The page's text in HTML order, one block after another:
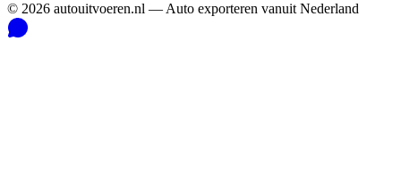
© 2026 autouitvoeren.nl — Auto exporteren vanuit Nederland